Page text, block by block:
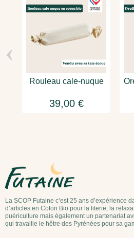
Rouleau cale-nuque
39,00 €
‹
La SCOP Futaine c’est 25 ans d’expérience
d’articles en Coton Bio pour la literie, la
puériculture mais également un partenariat
qui travaille le hêtre des Pyrénées pour sa